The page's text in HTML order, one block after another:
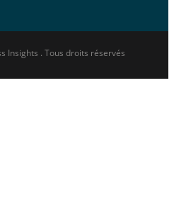
Insights . Tous droits réservés